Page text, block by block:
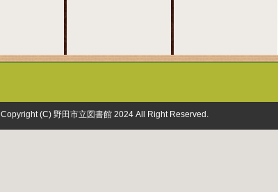
Copyright (C) 野田市立図書館 2024 All Right Reserved.